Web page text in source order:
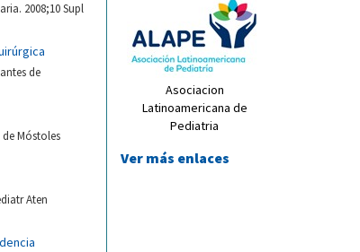
2008;10 Supl
de
Móstoles
Aten
Asociacion
Latinoamericana de
Pediatria
Ver más enlaces